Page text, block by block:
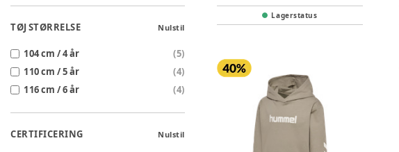
TØJ STØRRELSE Nulstil
104 cm / 4 år (5)
110 cm / 5 år
(4)
116 cm / 6 år
(4)
CERTIFICERING Nulstil
Lagerstatus